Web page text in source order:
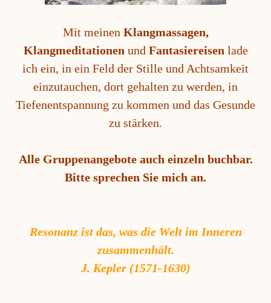
Mit meinen Klangmassagen,
Klangmeditationen und Fantasiereisen lade
ich ein, in ein Feld der Stille und Achtsamkeit
einzutauchen, dort gehalten zu werden, in
Tiefenentspannung zu kommen und das Gesunde
zu stärken.
Alle Gruppenangebote auch einzeln buchbar.
Bitte sprechen Sie mich an.
Resonanz ist das, was die Welt im Inneren
zusammenhält.
J. Kepler (1571-1630)